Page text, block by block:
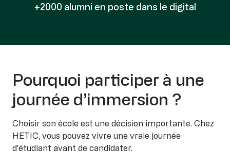
+2000 alumni en poste dans le digital
Pourquoi participer à une
journée d’immersion ?
Choisir son école est une décision importante. Chez
HETIC, vous pouvez vivre une vraie journée
d’étudiant avant de candidater.